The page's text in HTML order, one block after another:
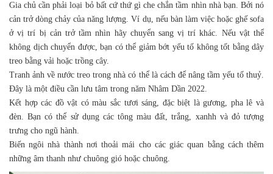
Gia chủ cần phải loại bỏ bất cứ thứ gì che chắn tầm nhìn nhà bạn. Bởi nó
cản trở dòng chảy của năng lượng. Ví dụ, nếu bàn làm việc hoặc ghế sofa
ở vị trí bị cản trở tầm nhìn hãy chuyển sang vị trí khác. Nếu vật thể
không dịch chuyển được, bạn có thể giảm bớt yếu tố không tốt bằng dây
treo bằng vải hoặc trồng cây.
Tranh ảnh về nước treo trong nhà có thể là cách để nâng tầm yếu tố thuỷ.
Đây là một điều cần lưu tâm trong năm Nhâm Dần 2022.
Kết hợp các đồ vật có màu sắc tươi sáng, đặc biệt là gương, pha lê và
đèn. Bạn có thể sử dụng các tông màu đất, trắng, xanhh và đỏ tượng
trưng cho ngũ hành.
Biến ngôi nhà thành nơi thoải mái cho các giác quan bằng cách thêm
những âm thanh như chuông gió hoặc chuông.